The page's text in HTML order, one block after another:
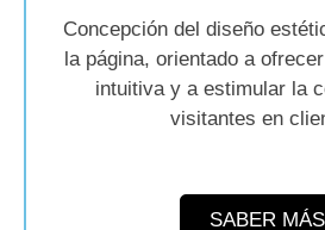
Concepción del diseño
la página, orientado a
intuitiva y a estimular la
visitantes en
SABER MÁS